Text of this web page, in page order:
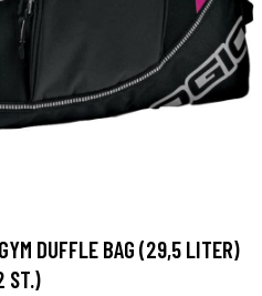
DUFFLE BAG (29,5 LITER)
ST.)